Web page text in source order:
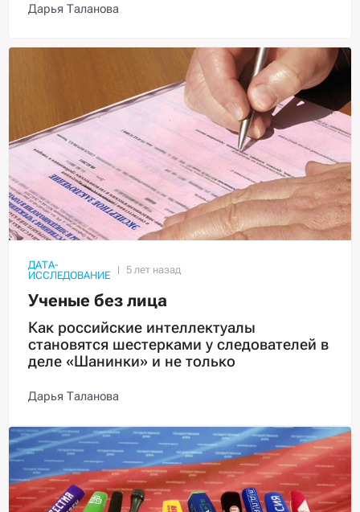
Дарья Таланова
ДАТА-
ИССЛЕДОВАНИЕ
Ученые без лица
Как российские интеллектуалы
становятся шестерками у следователей в
деле «Шанинки» и не только
Дарья Таланова